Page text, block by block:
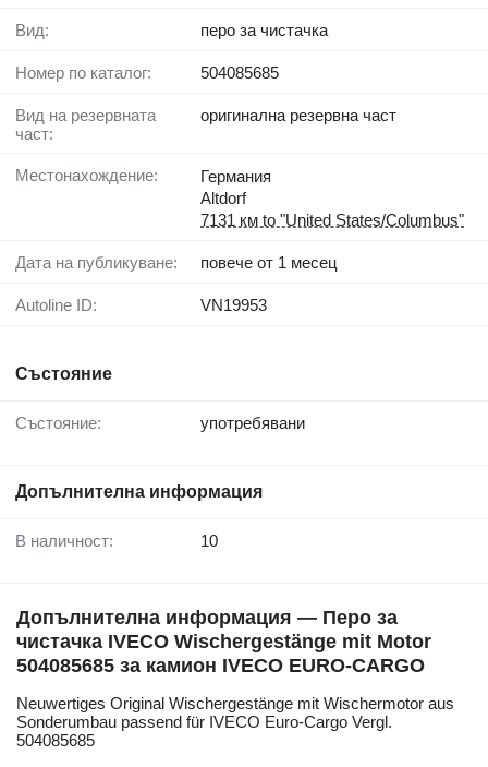
Вид: перо за чистачка
Номер по каталог: 504085685
Вид на резервната
част:
оригинална резервна част
Местонахождение:
Германия
Altdorf
7131 км to "United States/Columbus"
Дата на публикуване: повече от 1 месец
Autoline ID: VN19953
Състояние
Състояние: употребявани
Допълнителна информация
В наличност: 10
Допълнителна информация — Перо за
чистачка IVECO Wischergestänge mit Motor
504085685 за камион IVECO EURO-CARGO
Neuwertiges Original Wischergestänge mit Wischermotor aus
Sonderumbau passend für IVECO Euro-Cargo Vergl.
504085685